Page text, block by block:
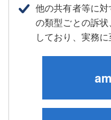
他の共有者等に
の類型ごとの訴
しており、実務に